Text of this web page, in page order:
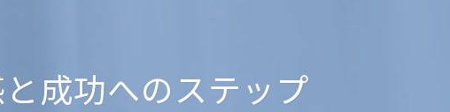
成功へのステップ